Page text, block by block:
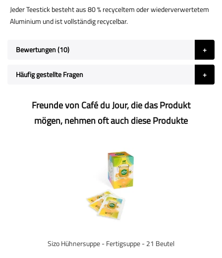
Jeder Teestick besteht aus 80 % recyceltem oder wiederverwertetem
Aluminium und ist vollständig recycelbar.
Bewertungen 10
Häufig gestellte Fragen
Freunde von Café du Jour, die das Produkt
mögen, nehmen oft auch diese Produkte
Sizo Hühnersuppe - Fertigsuppe - 21 Beutel